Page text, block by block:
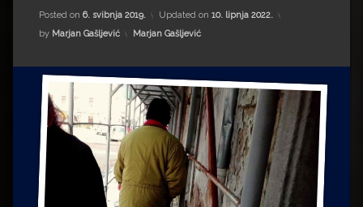
Drugi autori
Drugi autori
Matea Andrić
Ljiljana Lekanić-Kljaić
Željko Krznarić
Mario Lovreković
Posted on 6. svibnja 2019. Updated on 10. lipnja 2022.
by Marjan Gašljević Kategorije:
Marjan Gašljević